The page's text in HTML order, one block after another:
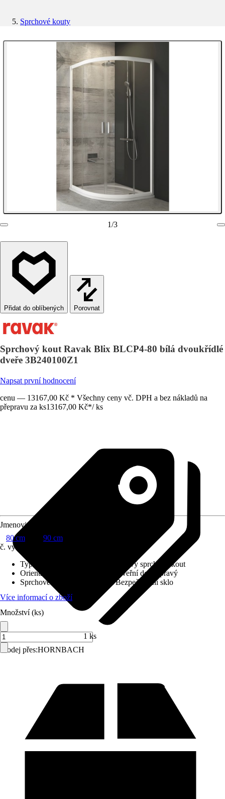
Sprchové kouty
1/3
Porovnat
Sprchový kout Ravak Blix BLCP4-80 bílá dvoukřídlé
dveře 3B240100Z1
Napsat první hodnocení
cenu — 13167,00 Kč * Všechny ceny vč. DPH a bez nákladů na
přepravu za ks13167,00 Kč*/ ks
Prodej přes:HORNBACH
Jmenovitý rozměr v cm
80 cm
90 cm
č. výrobku
Typ sprchového koutu
Čtvrtkruhový sprchový kout
Orientace
Dveřní doraz levý, Dveřní doraz pravý
Sprchové kouty sklo
6.0 mm Bezpečnostní sklo
Více informací o zboží
Množství (ks)
1 ks